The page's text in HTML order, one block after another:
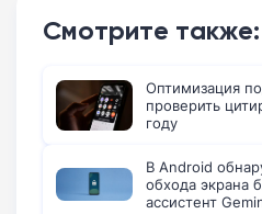
Смотрите также:
Оптимизация
проверить
году
В Android
обхода экрана
ассистент